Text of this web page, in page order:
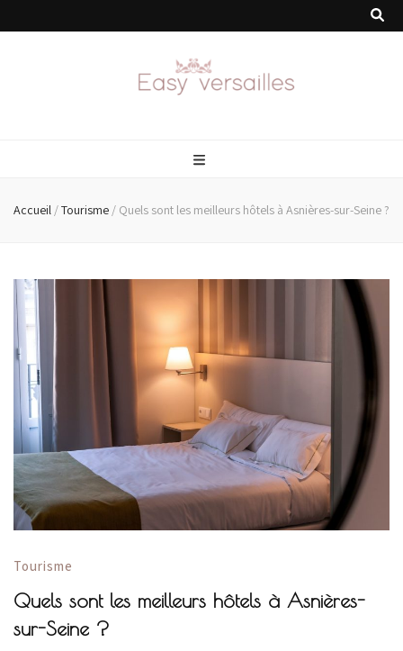
Accueil /Tourisme / Quels sont les meilleurs hôtels à Asnières-sur-Seine ?
Tourisme
Quels sont les meilleurs hôtels à Asnières-
sur-Seine ?